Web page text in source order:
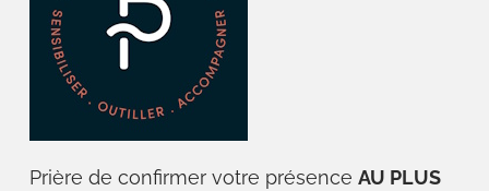
Prière de confirmer votre présence AU PLUS